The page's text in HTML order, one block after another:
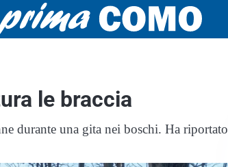
le braccia
durante una gita nei boschi. Ha riportato